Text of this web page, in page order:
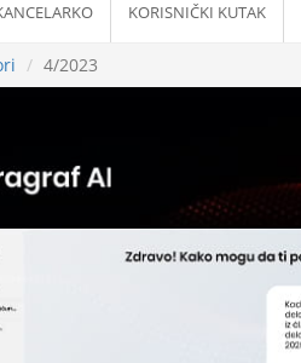
KORISNIČKI KUTAK
4/2023